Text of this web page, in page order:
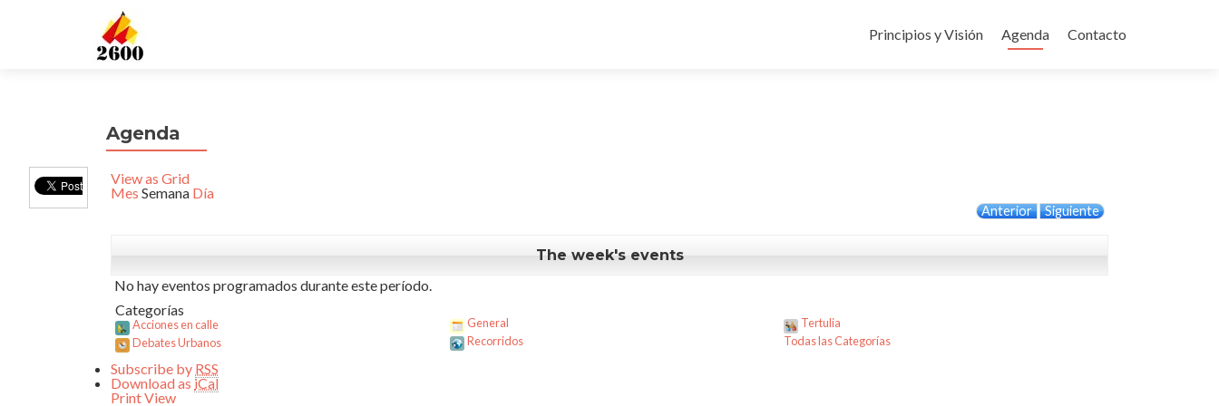
al
Principios y Visión Agenda Contacto
Agenda
View as Grid
Mes Semana Día
Anterior Siguiente
The week's events
No hay eventos programados durante este período.
Categorías
Acciones en calle
Debates Urbanos
General
Recorridos
Tertulia
Todas las Categorías
Subscribe by RSS
Download as iCal
PrintView